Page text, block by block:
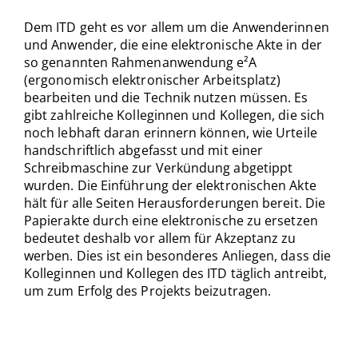
Dem ITD geht es vor allem um die Anwenderinnen
und Anwender, die eine elektronische Akte in der
so genannten Rahmenanwendung e²A
(ergonomisch elektronischer Arbeitsplatz)
bearbeiten und die Technik nutzen müssen. Es
gibt zahlreiche Kolleginnen und Kollegen, die sich
noch lebhaft daran erinnern können, wie Urteile
handschriftlich abgefasst und mit einer
Schreibmaschine zur Verkündung abgetippt
wurden. Die Einführung der elektronischen Akte
hält für alle Seiten Herausforderungen bereit. Die
Papierakte durch eine elektronische zu ersetzen
bedeutet deshalb vor allem für Akzeptanz zu
werben. Dies ist ein besonderes Anliegen, dass die
Kolleginnen und Kollegen des ITD täglich antreibt,
um zum Erfolg des Projekts beizutragen.